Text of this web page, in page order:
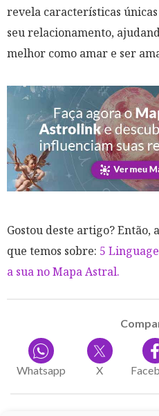
revela características
seu relacionamento,
melhor como amar e ser
Gostou deste artigo?
que temos sobre: 5
a sua no Mapa Astral.
Whatsapp X